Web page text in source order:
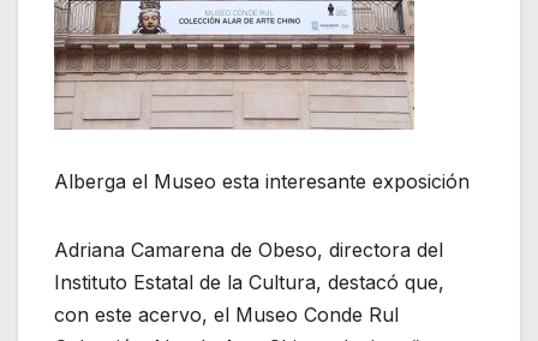
Alberga el Museo esta interesante exposición
Adriana Camarena de Obeso, directora del
Instituto Estatal de la Cultura, destacó que,
con este acervo, el Museo Conde Rul